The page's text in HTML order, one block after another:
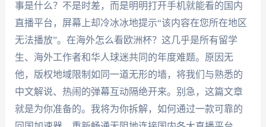
事是什么？不是时差，而是明明打开手机就能看的国内
直播平台，屏幕上却冷冰冰地提示“该内容在您所在地区
无法播放”。在海外怎么看欧洲杯？这几乎是所有留学
生、海外工作者和华人球迷共同的年度难题。原因无
他，版权地域限制如同一道无形的墙，将我们与熟悉的
中文解说、热闹的弹幕互动隔绝开来。别急，这篇文章
就是为你准备的。我将为你拆解，如何通过一款可靠的